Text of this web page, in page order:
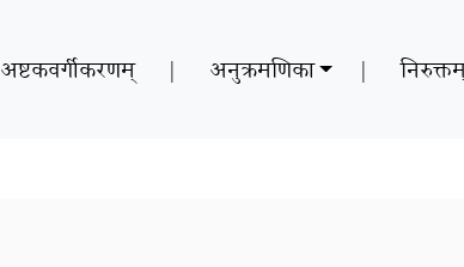
अष्टकवर्गीकरणम् | अनुक्रमणिका |